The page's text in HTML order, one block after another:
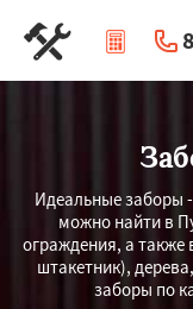
|
Идеальные заборы
можно найти в
ограждения, а также
штакетник),
заборы по